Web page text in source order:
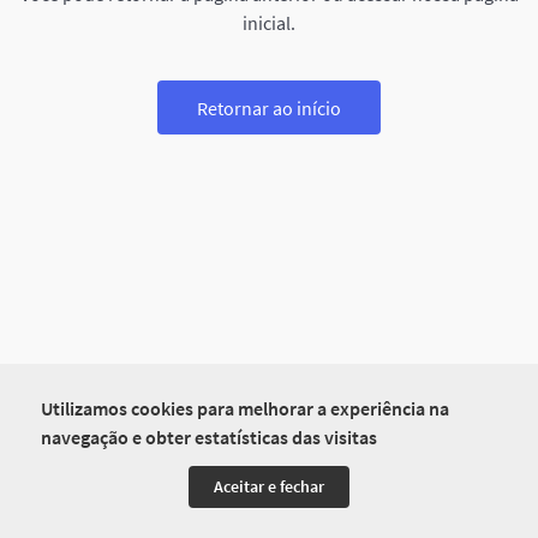
Utilizamos cookies para melhorar a experiência na
navegação e obter estatísticas das visitas
Aceitar e fechar
inicial.
Retornar ao início